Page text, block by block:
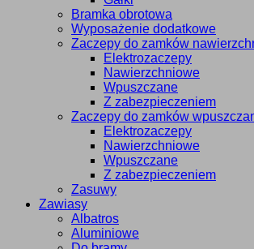
Bramka obrotowa
Wyposażenie dodatkowe
Zaczepy do zamków
Elektrozaczepy
Nawierzchniowe
Wpuszczane
Z zabezpieczeniem
Zaczepy do zamków
Elektrozaczepy
Nawierzchniowe
Wpuszczane
Z zabezpieczeniem
Zasuwy
Zawiasy
Albatros
Aluminiowe